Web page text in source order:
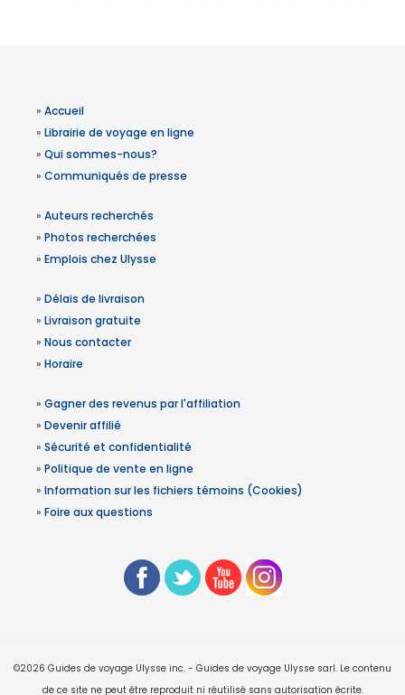
» Accueil
» Librairie de voyage en ligne
» Qui sommes-nous?
» Communiqués de presse
» Auteurs recherchés
» Photos recherchées
» Emplois chez Ulysse
» Délais de livraison
» Livraison gratuite
» Nous contacter
» Horaire
» Gagner des revenus par l'affiliation
» Devenir affilié
» Sécurité et confidentialité
» Politique de vente en ligne
» Information sur les fichiers témoins (Cookies)
» Foire aux questions
©2026 Guides de voyage Ulysse inc. - Guides de voyage Ulysse sarl. Le contenu
de ce site ne peut être reproduit ni réutilisé sans autorisation écrite.